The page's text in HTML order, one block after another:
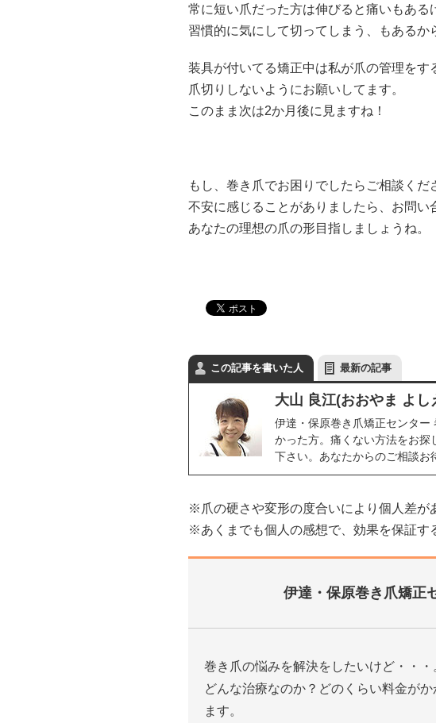
常に短い爪だった方は伸びると痛いもある
習慣的に気にして切ってしまう、もあるか
装具が付いてる矯正中は私が爪の管理をす
爪切りしないようにお願いしてます。
このまま次は2か月後に見ますね！
もし、巻き爪でお困りでしたらご相談くだ
不安に感じることがありましたら、お問い
あなたの理想の爪の形目指しましょうね。
この記事を書いた人 最新の記事
大山 良江(おおやま よし
伊達・保原巻き爪矯正センター
かった方。痛くない方法をお探
下さい。あなたからのご相談お
※爪の硬さや変形の度合いにより個人差が
※あくまでも個人の感想で、効果を保証す
伊達・保原巻き爪矯正
巻き爪の悩みを解決をしたいけど・・・
どんな治療なのか？どのくらい料金が
ます。